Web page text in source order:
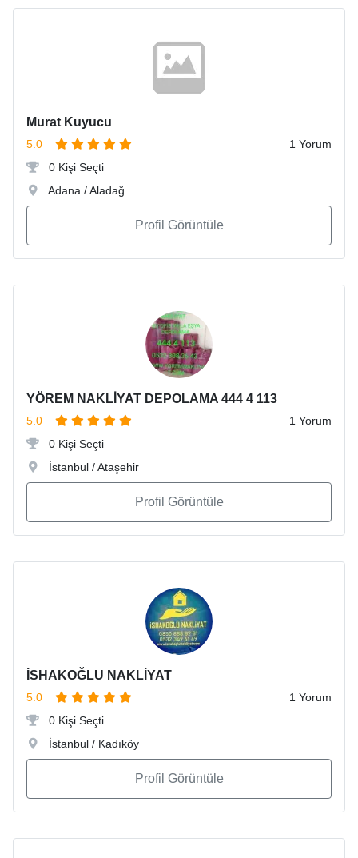
Murat Kuyucu
5.0
1 Yorum
0 Kişi Seçti
Adana / Aladağ
Profil Görüntüle
YÖREM NAKLİYAT DEPOLAMA 444 4 113
5.0
1 Yorum
0 Kişi Seçti
İstanbul / Ataşehir
Profil Görüntüle
İSHAKOĞLU NAKLİYAT
5.0
1 Yorum
0 Kişi Seçti
İstanbul / Kadıköy
Profil Görüntüle